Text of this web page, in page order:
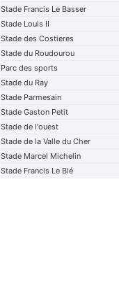
Stade Francis Le Basser
Stade Louis II
Stade des Costieres
Stade du Roudourou
Parc des sports
Stade du Ray
Stade Parmesain
Stade Gaston Petit
Stade de l'ouest
Stade de la Valle du Cher
Stade Marcel Michelin
Stade Francis Le Blé